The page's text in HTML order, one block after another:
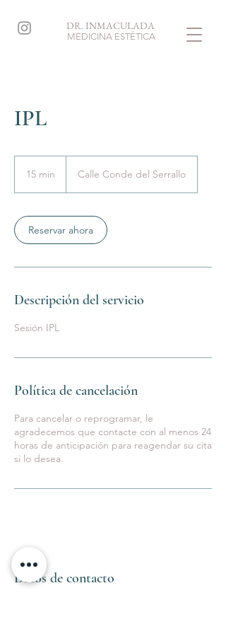
DR. INMACULADA
MEDICINA ESTÉTICA
IPL
15 min
m
i
n
Calle Conde del Serrallo
Reservar ahora
Descripción del servicio
Sesión IPL
Política de cancelación
Para cancelar o reprogramar, le
agradecemos que contacte con al menos 24
horas de anticipación para reagendar su cita
Datos de contacto